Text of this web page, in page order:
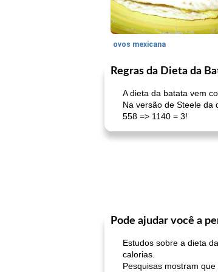
ovos mexicana
Regras da Dieta da
A dieta da batata vem
Na versão de Steele da
558 => 1140 = 3!
Pode ajudar você a
Estudos sobre a dieta
calorias.
Pesquisas mostram